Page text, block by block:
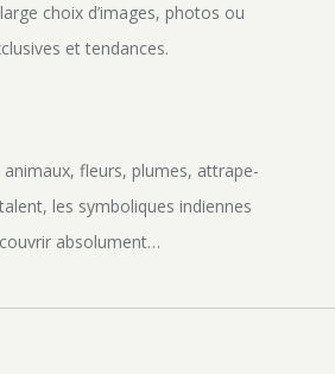
choix d’images, photos ou
et tendances.
fleurs, plumes, attrape-
les symboliques indiennes
absolument…